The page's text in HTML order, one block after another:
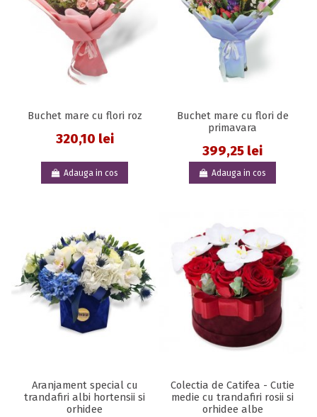
Buchet mare cu flori roz
320,10 lei
Adauga in cos
Buchet mare cu flori de
primavara
399,25 lei
Adauga in cos
Aranjament special cu
trandafiri albi hortensii si
orhidee
Colectia de Catifea - Cutie
medie cu trandafiri rosii si
orhidee albe